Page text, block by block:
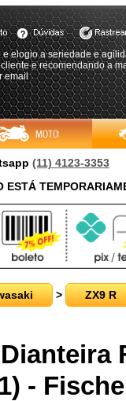
e elogio a seriedade e
e recomendando a
email
(11) 4123-3353
> ZX9 R
-